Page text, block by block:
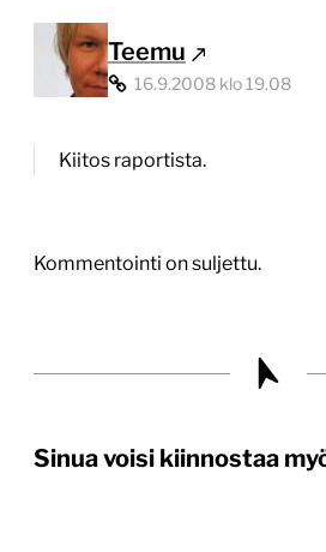
Teemu
16.9.2008 klo 19.08
Kiitos raportista.
Kommentointi on suljettu.
Sinua voisi kiinnostaa